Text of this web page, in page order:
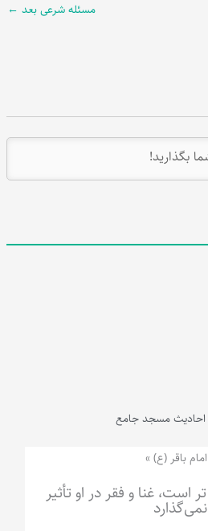
مسئله شرعی بعد ←
احادیث مسجد جامع
باقر (ع) »
است، غنا و فقر در او تأثیر
نمی‌گذارد